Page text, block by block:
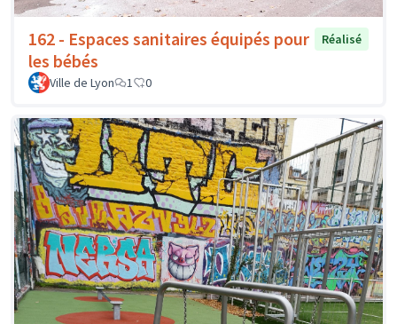
162 - Espaces sanitaires équipés pour
les bébés
Réalisé
Ville de Lyon 1 0